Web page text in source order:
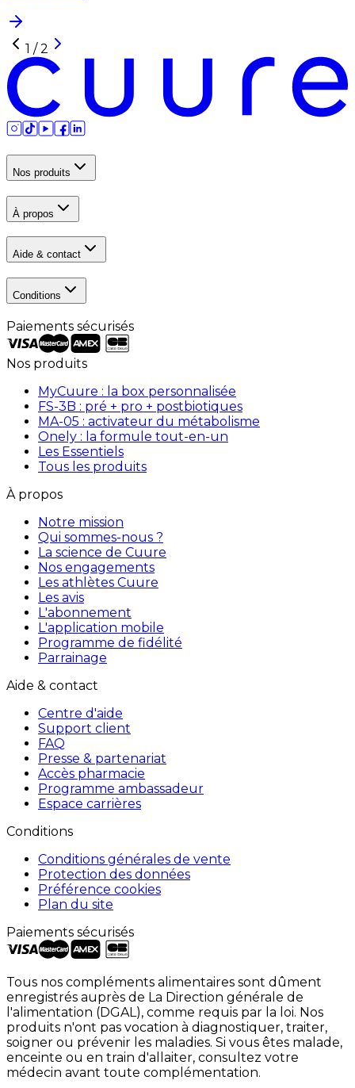
1 /2
Nos produits
À propos
Aide & contact
Conditions
Paiements sécurisés
Nos produits
MyCuure : la box personnalisée
FS-3B : pré + pro + postbiotiques
MA-05 : activateur du métabolisme
Onely : la formule tout-en-un
Les Essentiels
Tous les produits
À propos
Notre mission
Qui sommes-nous ?
La science de Cuure
Nos engagements
Les athlètes Cuure
Les avis
L'abonnement
L'application mobile
Programme de fidélité
Parrainage
Aide & contact
Centre d'aide
Support client
FAQ
Presse & partenariat
Accès pharmacie
Programme ambassadeur
Espace carrières
Conditions
Conditions générales de vente
Protection des données
Préférence cookies
Plan du site
Paiements sécurisés
Tous nos compléments alimentaires sont dûment
enregistrés auprès de La Direction générale de
l'alimentation (DGAL), comme requis par la loi. Nos
produits n'ont pas vocation à diagnostiquer, traiter,
soigner ou prévenir les maladies. Si vous êtes malade,
enceinte ou en train d'allaiter, consultez votre
médecin avant toute complémentation.